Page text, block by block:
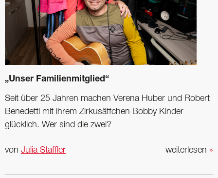
„Unser Familienmitglied“
Seit über 25 Jahren machen Verena Huber und Robert
Benedetti mit ihrem Zirkusäffchen Bobby Kinder
glücklich. Wer sind die zwei?
weiterlesen »
von Julia Staffler